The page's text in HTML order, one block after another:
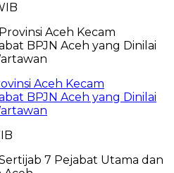
Aceh Kecam
BPJN Aceh yang Dinilai